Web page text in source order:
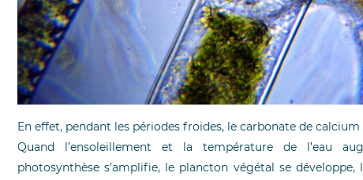
En effet, pendant les périodes froides, le carbonate de calcium
Quand l’ensoleillement et la température de l’eau
photosynthèse s’amplifie, le plancton végétal se